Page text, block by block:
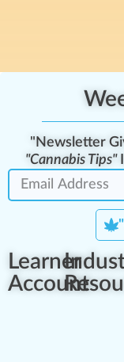
"Newsletter
"Cannabis Tips"
Learner
Account